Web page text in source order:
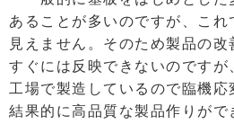
あることが多いのですが、こ
見えません。そのため製品の
すぐには反映できないのですが
工場で製造しているので臨機応
結果的に高品質な製品作りがで